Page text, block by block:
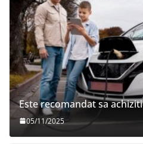
Este recomandat sa
05/11/2025